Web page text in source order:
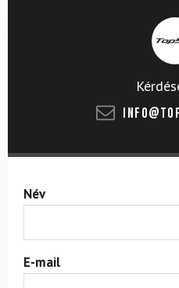
Név
E-mail